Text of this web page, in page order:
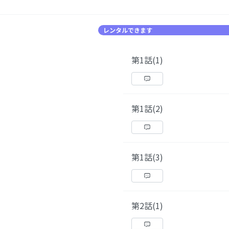
レンタルできます
第1話(1)
第1話(2)
第1話(3)
第2話(1)